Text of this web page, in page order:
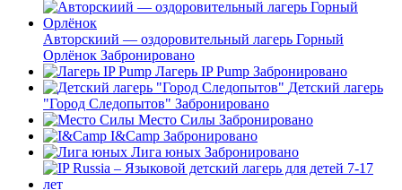
Авторскиий — оздоровительный лагерь Горный
Орлёнок Забронировано
Лагерь IP Pump Забронировано
Детский лагерь
"Город Следопытов" Забронировано
Место Силы Забронировано
I&Camp Забронировано
Лига юных Забронировано